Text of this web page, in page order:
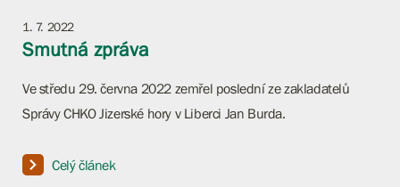
1. 7. 2022
Smutná zpráva
Ve středu 29. června 2022 zemřel poslední ze zakladatelů
Správy CHKO Jizerské hory v Liberci Jan Burda.
Celý článek